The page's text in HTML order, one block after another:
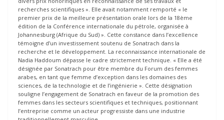
recherches scientifiques ». Elle avait notamment remporté « le
premier prix de la meilleure présentation orale lors de la 18ème
édition de la Conférence internationale du pétrole, organisée à
Johannesburg (Afrique du Sud) ». Cette constance dans l’excellence
témoigne d’un investissement soutenu de Sonatrach dans la
recherche et le développement. La reconnaissance internationale de
Nadia Haddoum dépasse le cadre strictement technique. « Elle a été
désignée par Sonatrach pour être membre du Forum des femmes
arabes, en tant que femme d’exception dans les domaines des
sciences, de la technologie et de l’ingénierie ». Cette désignation
souligne l’engagement de Sonatrach en faveur de la promotion des
femmes dans les secteurs scientifiques et techniques, positionnant
l’entreprise comme un acteur progressiste dans une industrie